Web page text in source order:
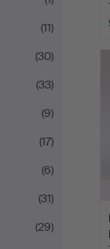
(11)
(30)
(33)
(9)
(17)
(6)
(31)
(29)